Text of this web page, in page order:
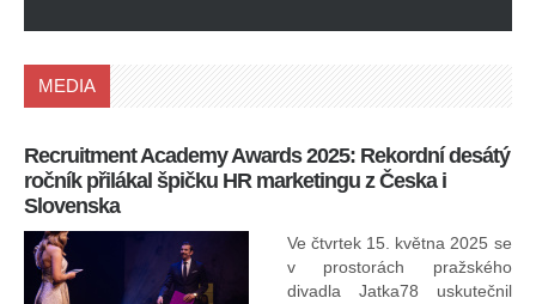
MEDIA
Recruitment Academy Awards 2025: Rekordní desátý
ročník přilákal špičku HR marketingu z Česka i
Slovenska
Ve čtvrtek 15. května 2025 se
v prostorách pražského
divadla Jatka78 uskutečnil